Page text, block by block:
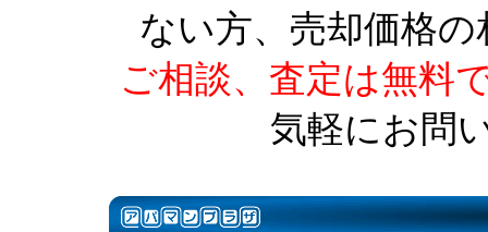
ない方、売却価格
ご相談、査定は無料
気軽にお問